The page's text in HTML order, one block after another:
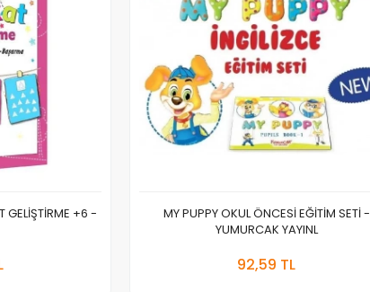
GELİŞTİRME +6 -
MY PUPPY OKUL ÖNCESİ EĞİTİM SETİ -
YUMURCAK YAYINL
92,59 TL